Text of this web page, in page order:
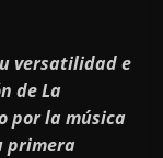
versatilidad e
de La
por la música
primera